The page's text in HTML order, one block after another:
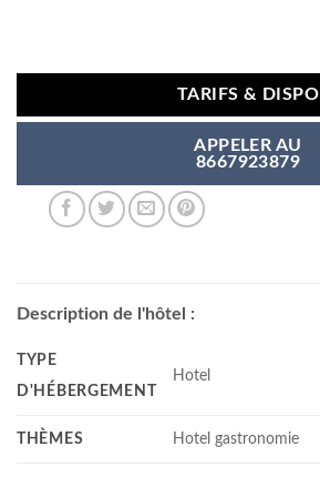
TARIFS & DISPO
APPELER AU
8667923879
Description de l'hôtel :
TYPE
D'HÉBERGEMENT
Hotel
THÈMES Hotel gastronomie